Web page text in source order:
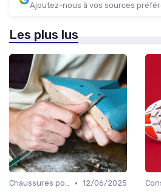
Ajoutez-nous à vos sources
Les plus lus
Chaussures pour Conditions Spécifiques • 12/06/2025